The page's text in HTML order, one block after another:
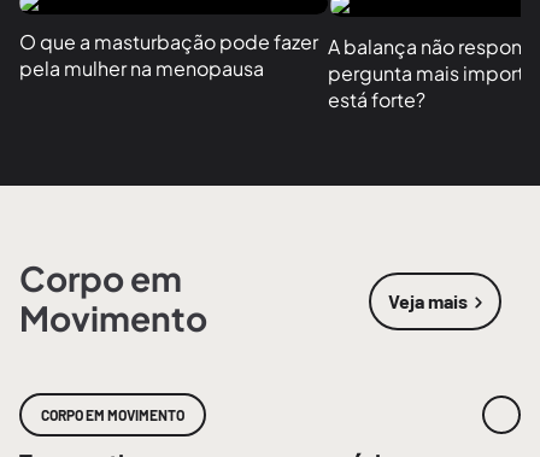
O que a masturbação pode fazer
pela mulher na menopausa
A balança não
pergunta mais
está forte?
Corpo em
Movimento
Veja mais
sobre
CORPO EM MOVIMENTO